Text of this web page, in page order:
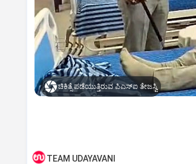
ಚಿಕಿತ್ಸೆ ಪಡೆಯುತ್ತಿರುವ ಪಿಎಸ್ಐ ತೇಜಸ್ವಿ
TEAM UDAYAVANI